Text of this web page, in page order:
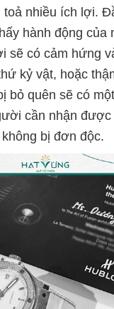
toả nhiều ích lợi.
hành động của
sẽ có cảm hứng
kỷ vật, hoặc
bỏ quên sẽ có
cần nhận
bị đơn độc.